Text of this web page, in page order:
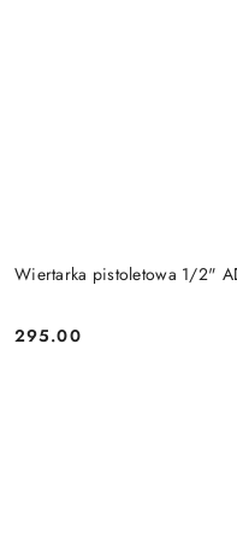
Wiertarka pistoletowa 1/2"
Cena:
295.00